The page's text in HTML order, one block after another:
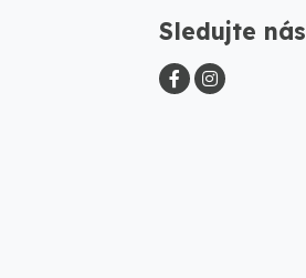
Sledujte nás